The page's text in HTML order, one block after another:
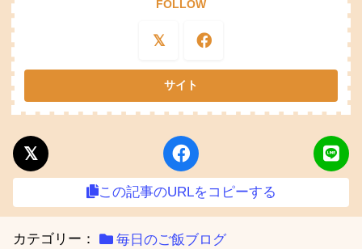
FOLLOW
この記事のURLをコピーする
カテゴリー： 毎日のご飯ブログ